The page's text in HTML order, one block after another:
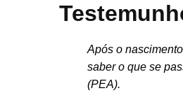
Após o
saber o que se
(PEA).